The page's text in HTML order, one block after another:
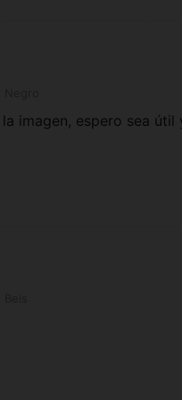
imagen, espero sea